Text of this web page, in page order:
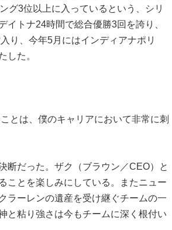
グ3位以上に入っているという、シリ
トナ24時間で総合優勝3回を誇り、
り、今年5月にはインディアナポリ
した。
とは、僕のキャリアにおいて非常に刺
断だった。ザク（ブラウン／CEO）と
ことを楽しみにしている。またニュー
ラーレンの遺産を受け継ぐチームの一
と粘り強さは今もチームに深く根付い